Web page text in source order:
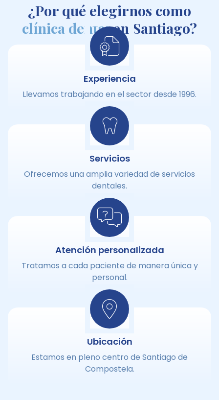
¿Por qué elegirnos como
clínica dentalen Santiago?
Experiencia
Llevamos trabajando en el sector desde 1996.
Servicios
Ofrecemos una amplia variedad de servicios
dentales.
Atención personalizada
Tratamos a cada paciente de manera única y
personal.
Ubicación
Estamos en pleno centro de Santiago de
Compostela.